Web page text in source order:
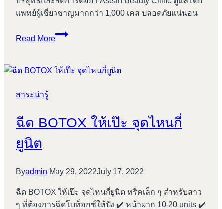
แพทย์ผู้เชี่ยวชาญมากกว่า 1,000 เคส ปลอดภัยแน่นอน
Read More
5
คุณ
Xeomin
สาระน่ารู้
ฉีด BOTOX ให้เป๊ะ จุดไหนกี่
ยูนิต
Byadmin May 29, 2022July 17, 2022
ฉีด BOTOX ให้เป๊ะ จุดไหนกี่ยูนิต ทริคเล็ก ๆ สำหรับสาว
ๆ ที่ต้องการฉีดโบท็อกซ์ให้ปัง ✔️ หน้าผาก 10-20 units ✔️